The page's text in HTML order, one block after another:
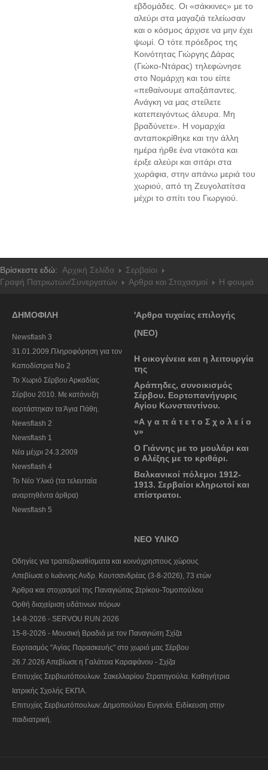
εβδομάδες. Οι «σάκκινες» με το
αλεύρι στα μαγαζιά τελείωσαν
και ο κόσμος άρχισε να μην έχει
ψωμί. Ο τότε πρόεδρος της
Κοινότητας Γιώργης Δάρας
(Γιώκο-Ντάρας) τηλεφώνησε
στο Νομάρχη και του είπε
«πεθαίνουμε απαξάπαντες.
Ανάγκη να μας στείλετε
κατεπειγόντως άλευρα. Μη
βραδύνετε». Η νομαρχία
ανταποκρίθηκε και την άλλη
ημέρα ήρθε ένα ντακότα και
έριξε αλεύρι και σιτάρι στα
χωράφια, στην απάνω μεριά του
χωριού, από τη Ζευγολατίτσα
μέχρι το σπίτι του Γιωργιού.
Βρίσκεστε εδώ: Αρχική Σελίδα
Σερβαίοι
Γραφή Πατριωτών/Συνεργατών
Αρθρα και Στοχασμοί Η φουμιά
ΔΗΜΟΦΙΛΗ
Newsflash 3
31.01.2009.Πληροφόρηση για τον
Καποδίστρια Νο 2
To Χωριό Σέρβου Αρκαδίας
Σέρβου 2010. Με κατάνυξη
εορτάστηκαν τα Άγια Πάθη.
Newsflash 2
Newsflash 1
Nέα μέχρι 24.3.2009
Newsflash 4
Το Νέο Υλικό (τα τελευταία
αναρτηθέντα άρθρα)
Newsflash 5
'Αρθρα τυχαίας επιλογής
(ΝΕΟ)
Η οικογένεια και η λειτουργία
της
Αράπηδες, συνοικισμός
Σέρβου. Εορτοπανήγυρις
Αγίου Κωνσταντίνου.
«Α γ α π ά τ ε τ ο Σ χ ο λ ε ί ο
ν»
Ο Γιάννης με το μουλάρι και
o Αλέξης με το κριθάρι.
Βαλκανικοί πόλεμοι 1912-
1913. Σερβαίοι κληρωτοί και
επίστρατοι.
ΝΕΟ ΥΛΙΚΟ
Οδηγίες για τραπεζοκαθίσματα και κοινόχρηστους χώρους
Απεβίωσε ο Ιωάννης Ανδρ. Κουτσανδρέας (3-8-2026), 73 ετών
Άρθρα και στοχασμοί της Παναγιώτας Στρίκου-Τομοπούλου
Ορθή διαχείριση υδάτινων πόρων
14-8-2026 - SERVOU RUN 2026
15-8-2026 - Μουσική Βραδιά με τον Παναγιώτη Σχίζα
Εορτασμός "Αγίας Παρασκευής" στο χωριό μας Σέρβου
26.7.2026 Απεβίωσε η Γαλάτεια Καραφάνου - Σχίζα
Επιτυχίες Σερβιωτόπουλων. Σακελλαρίου Στρατηγούλα. Καθηγήτρια
Ιατρικής Σχολής ΕΚΠΑ.
Επιτυχίες Σερβιωτόπουλων: Δημοπούλου Ευγενία. Ειδίκευση στην
παιδιατρική.